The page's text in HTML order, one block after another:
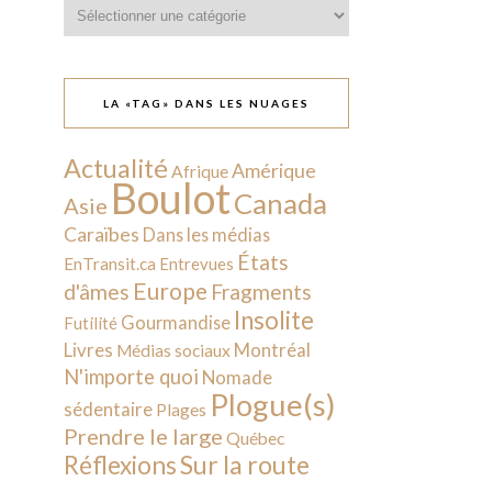
LA «TAG» DANS LES NUAGES
Actualité AfriqueAmérique
Asie BoulotCanada
Caraïbes Dans les médias
EnTransit.ca Entrevues États
d'âmes Europe Fragments
Futilité Gourmandise Insolite
Livres Médias sociaux Montréal
N'importe quoi Nomade
sédentaire Plages Plogue(s)
Prendre le large Québec
RéflexionsSur la route